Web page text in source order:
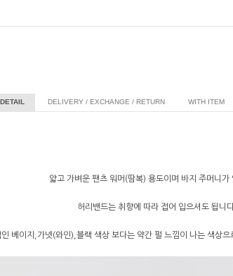
DETAIL DELIVERY / EXCHANGE / RETURN WITH ITEM
얇고 가벼운 팬츠 워머(땀복) 용도이며 바지 주머니가
허리밴드는 취향에 따라 접어 입으셔도 됩니
베이지,가넷(와인),블랙 색상 보다는 약간 펄 느낌이 나는 색상